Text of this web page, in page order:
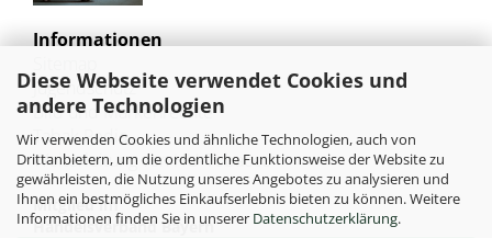
Diese Webseite verwendet Cookies und
andere Technologien
Wir verwenden Cookies und ähnliche Technologien, auch von
Drittanbietern, um die ordentliche Funktionsweise der Website zu
gewährleisten, die Nutzung unseres Angebotes zu analysieren und
Ihnen ein bestmögliches Einkaufserlebnis bieten zu können. Weitere
Informationen finden Sie in unserer Datenschutzerklärung.
Informationen
Jugendschutz
Bild und Markenrechte
Tabak Pedia
Weiterleitung von HU-Tobacco
Mitglied im
Handelsverband Bayern